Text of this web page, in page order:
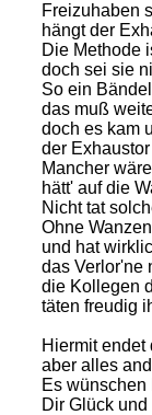
Freizuhaben
hängt der
Die Methode
doch sei sie
So ein
das muß
doch es kam
der
Mancher
hätt' auf die
Nicht tat
Ohne
und hat
das Verlor'ne
die Kollegen
täten freudig
Hiermit endet
aber alles
Es
Dir Glück